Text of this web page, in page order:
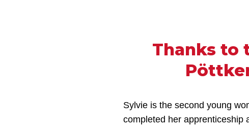
Thanks to
Sylvie is the second young
completed her apprenticeship